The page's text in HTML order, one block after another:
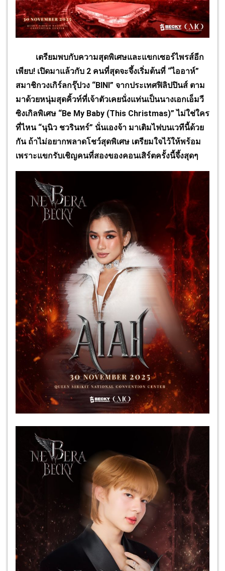
เตรียมพบกับความสุดพิเศษและแขกเซอร์ไพรส์อีก
เพียบ! เปิดมาแล้วกับ 2 คนที่สุดจะจึ้งเริ่มต้นที่ “ไออาห์”
สมาชิกวงเกิร์ลกรุ๊ปวง “BINI” จากประเทศฟิลิปปินส์ ตาม
มาด้วยหนุ่มสุดคิ้วท์ที่เจ้าตัวเคยนั่งแท่นเป็นนางเอกเอ็มวี
ซิงเกิลพิเศษ “Be My Baby (This Christmas)” ไม่ใช่ใคร
ที่ไหน “นุนิว ชวรินทร์” นั่นเองจ้า มาเติมไฟบนเวทีนี้ด้วย
กัน ถ้าไม่อยากพลาดโชว์สุดพิเศษ เตรียมใจไว้ให้พร้อม
เพราะแขกรับเชิญคนที่สองของคอนเสิร์ตครั้งนี้จึ้งสุดๆ